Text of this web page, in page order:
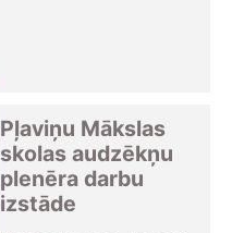
Pļaviņu Mākslas
skolas audzēkņu
plenēra darbu
izstāde